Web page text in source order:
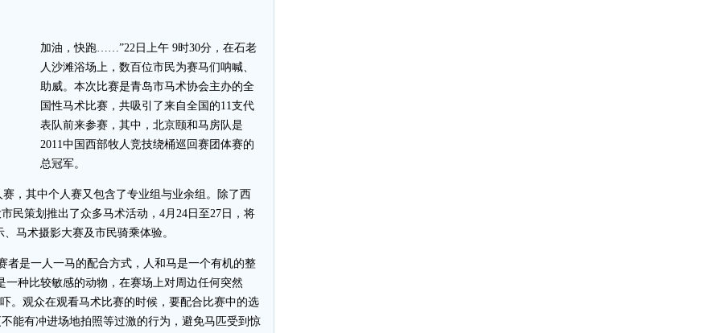
加油，快跑……”22日上午 9时30分，在石老
人沙滩浴场上，数百位市民为赛马们呐喊、
助威。本次比赛是青岛市马术协会主办的全
国性马术比赛，共吸引了来自全国的11支代
表队前来参赛，其中，北京颐和马房队是
2011中国西部牧人竞技绕桶巡回赛团体赛的
总冠军。
，其中个人赛又包含了专业组与业余组。除了西
民策划推出了众多马术活动，4月24日至27日，将
马术摄影大赛及市民骑乘体验。
是一人一马的配合方式，人和马是一个有机的整
一种比较敏感的动物，在赛场上对周边任何突然
。观众在观看马术比赛的时候，要配合比赛中的选
能有冲进场地拍照等过激的行为，避免马匹受到惊